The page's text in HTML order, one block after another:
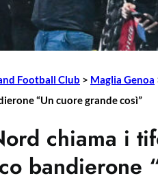
Football Club > Maglia Genoa
“Un cuore grande così”
chiama i
bandierone